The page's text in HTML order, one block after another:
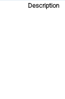
Description